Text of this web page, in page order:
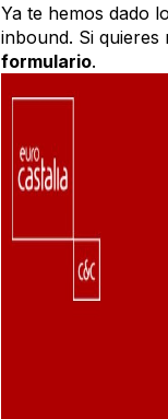
Ya te hemos dado
inbound. Si
formulario.